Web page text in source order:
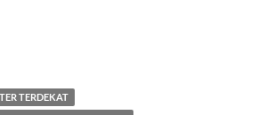
TERDEKAT